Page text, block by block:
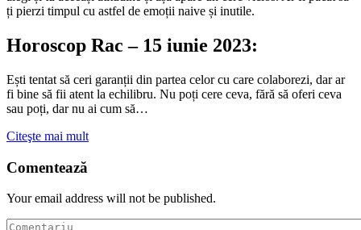
ți pierzi timpul cu astfel de emoții naive și inutile.
Horoscop Rac – 15 iunie 2023:
Ești tentat să ceri garanții din partea celor cu care colaborezi, dar ar
fi bine să fii atent la echilibru. Nu poți cere ceva, fără să oferi ceva
sau poți, dar nu ai cum să…
Citeşte mai mult
Comentează
Your email address will not be published.